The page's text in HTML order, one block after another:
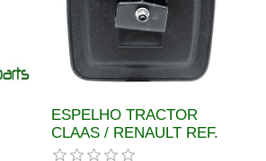
ESPELHO TRACTOR
CLAAS / RENAULT REF.
6005022753